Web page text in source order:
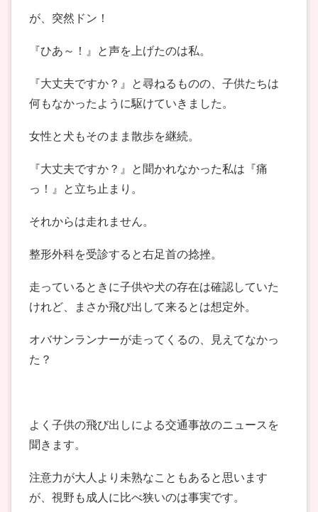
が、突然ドン！
『ひあ～！』と声を上げたのは私。
『大丈夫ですか？』と尋ねるものの、子供たちは
何もなかったように駆けていきました。
女性と犬もそのまま散歩を継続。
『大丈夫ですか？』と聞かれなかった私は『痛
っ！』と立ち止まり。
それからは走れません。
整形外科を受診すると右足首の捻挫。
走っているときに子供や犬の存在は確認していた
けれど、まさか飛び出して来るとは想定外。
オバサンランナーが走ってくるの、見えてなかっ
た？
よく子供の飛び出しによる交通事故のニュースを
聞きます。
注意力が大人より未熟なこともあると思います
が、視野も成人に比べ狭いのは事実です。